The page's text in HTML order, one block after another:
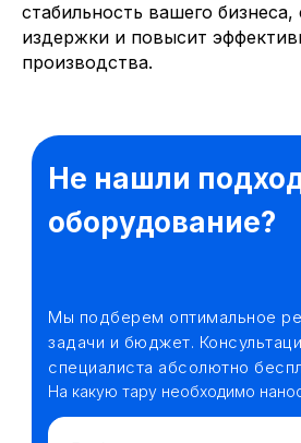
стабильность вашего бизнеса,
издержки и повысит
производства.
Не нашли
оборудование?
Мы подберем оптимальное
задачи и бюджет.
специалиста абсолютно
На какую тару необходимо